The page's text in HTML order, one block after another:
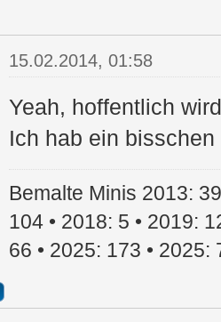
15.02.2014, 01:58
Yeah, hoffentlich
Ich hab ein
Bemalte Minis 2013:
104 • 2018: 5 • 2019:
66 • 2025: 173 • 2025: